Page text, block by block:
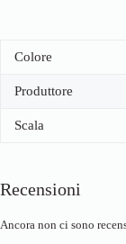
Colore
Produttore
Scala
Recensioni
Ancora non ci sono